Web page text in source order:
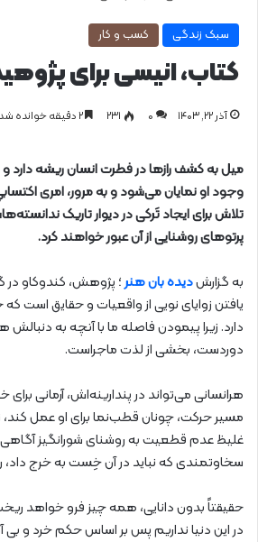
سبک زندگی کسب و کار
کتاب، انیسی برای
آذر ۲۲, ۱۴۰۳ 0 ۲۳۱
میل به کشف رازها در فطرت انسان ریشه دارد و
وجود او نمایان می‌شود و به مرور، امری
تلاش برای ایجاد تَرکی در دیوار تاریک
پرتوهای روشنایی از آن عبور خواهند کرد.
به گزارشدیده بان هنر؛ پژوهش، کندوکاو در
یافتن زوایای نویی از واقعیات و حقایق است
دارد. زیرا پیمودن فاصله ما با آنچه به
دوردست، بخشی از لذت ماجراست.
هرانسانی می‌تواند در پندارینه‌اش، آرمانی
مسیر حرکت، چونان قطب‌نما برای او عمل کند،
غلیظ عدم قطعیت به روشنای شورانگیز
سخاوتمندی که نباید در آن خِست به خرج
حقیقتاً بدون دانایی، همه چیز فرو خواهد
در این دنیا نداریم پس بر اساس حکم خرد و بی